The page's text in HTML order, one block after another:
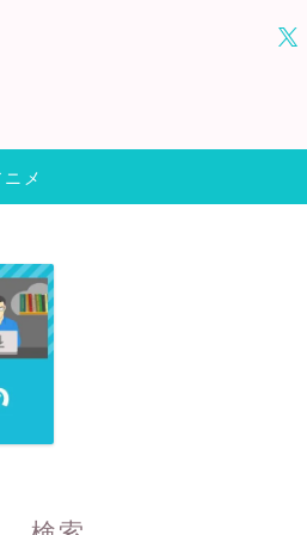
メ